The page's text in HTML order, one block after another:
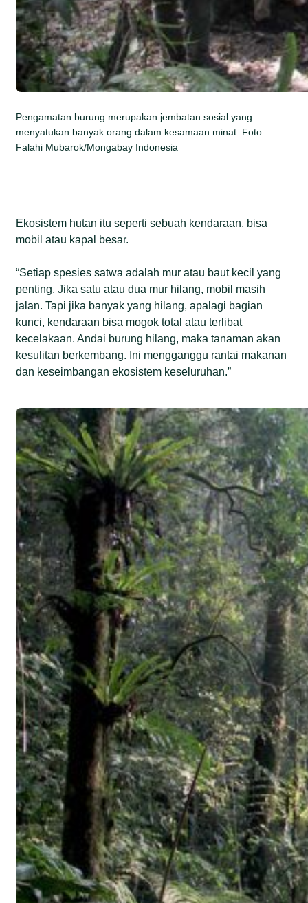
Pengamatan burung merupakan jembatan sosial yang
menyatukan banyak orang dalam kesamaan minat. Foto:
Falahi Mubarok/Mongabay Indonesia
Ekosistem hutan itu seperti sebuah kendaraan, bisa
mobil atau kapal besar.
“Setiap spesies satwa adalah mur atau baut kecil yang
penting. Jika satu atau dua mur hilang, mobil masih
jalan. Tapi jika banyak yang hilang, apalagi bagian
kunci, kendaraan bisa mogok total atau terlibat
kecelakaan. Andai burung hilang, maka tanaman akan
kesulitan berkembang. Ini mengganggu rantai makanan
dan keseimbangan ekosistem keseluruhan.”